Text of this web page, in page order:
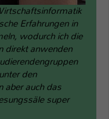
Erfahrungen in
wodurch ich die
direkt anwenden
den
aber auch das
super